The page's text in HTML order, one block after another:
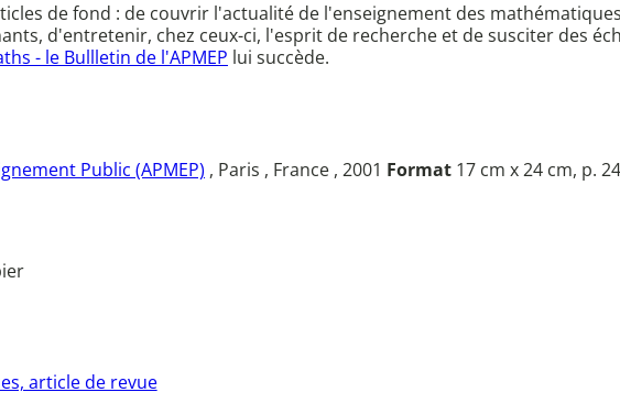
de fond : de couvrir l'actualité de l'enseignement des
d'entretenir, chez ceux-ci, l'esprit de recherche et de susciter des
- le Bullletin de l'APMEP lui succède.
Public (APMEP) , Paris , France , 2001 Format 17 cm x 24 cm, p.
article de revue